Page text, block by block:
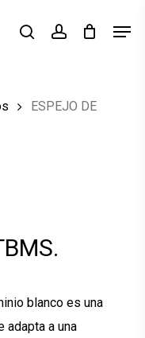
searchaccount
ESPEJO DE
blanco es una
adapta a una